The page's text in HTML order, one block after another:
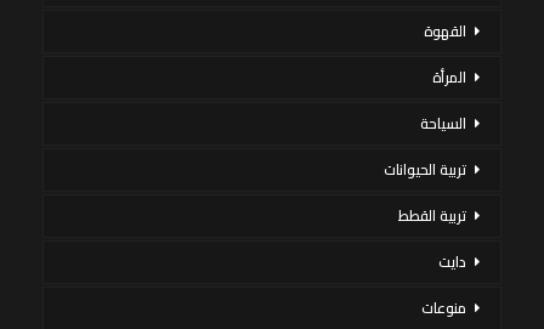
القهوة
المرأة
السياحة
تربية الحيوانات
تربية القطط
دايت
منوعات